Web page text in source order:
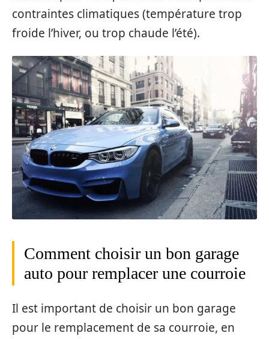
contraintes climatiques (température trop
froide l’hiver, ou trop chaude l’été).
Comment choisir un bon garage
auto pour remplacer une courroie
Il est important de choisir un bon garage
pour le remplacement de sa courroie, en